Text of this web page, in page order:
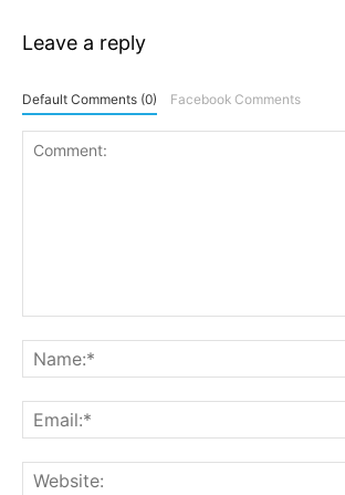
Leave a reply
Default Comments (0) Facebook Comments